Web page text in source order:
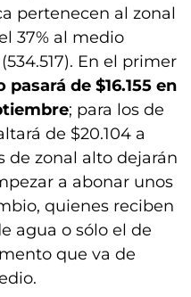
pertenecen al zonal
37% al medio
En el primer
de $16.155 en
; para los de
de $20.104 a
de zonal alto dejarán
a abonar unos
quienes reciben
agua o sólo el de
que va de